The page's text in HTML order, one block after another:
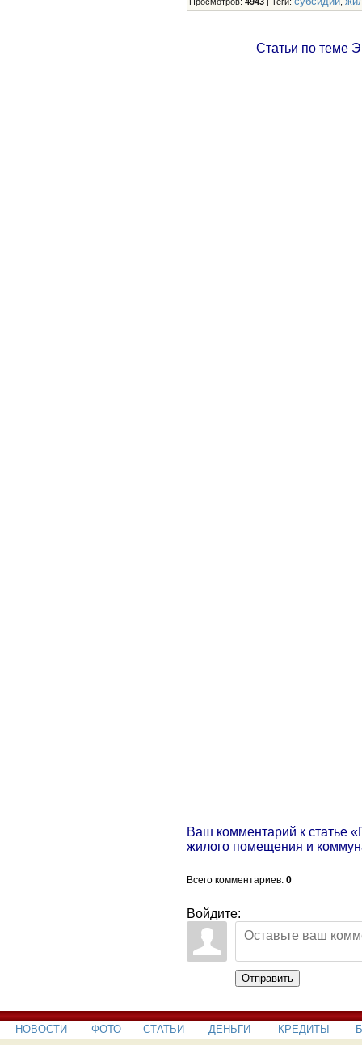
Статьи по теме
Ваш комментарий к статье
жилого помещения и
Всего комментариев: 0
Войдите:
Отправить
НОВОСТИ ФОТО СТАТЬИ ДЕНЬГИ КРЕДИТЫ